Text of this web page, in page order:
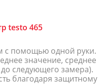
testo 465
с помощью одной руки.
значение, среднее
следующего замера).
благодаря защитному